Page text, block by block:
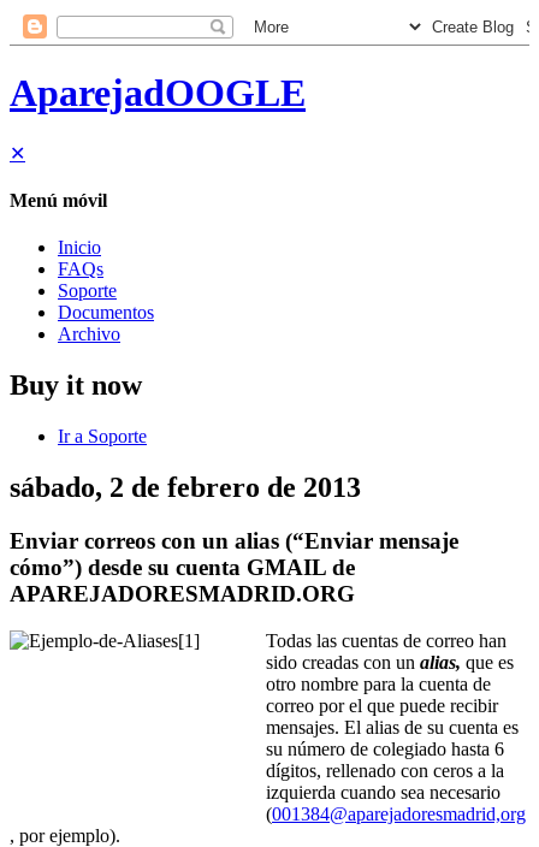
AparejadOOGLE
✕
Menú móvil
Inicio
FAQs
Soporte
Documentos
Archivo
Buy it now
Ir a Soporte
sábado, 2 de febrero de 2013
Enviar correos con un alias (“Enviar mensaje
cómo”) desde su cuenta GMAIL de
APAREJADORESMADRID.ORG
Todas las cuentas de correo han
sido creadas con un alias, que es
otro nombre para la cuenta de
correo por el que puede recibir
mensajes. El alias de su cuenta es
su número de colegiado hasta 6
dígitos, rellenado con ceros a la
izquierda cuando sea necesario
(001384@aparejadoresmadrid,org
, por ejemplo).